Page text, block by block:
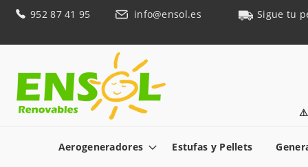
Ir
952 87 41 95 info@ensol.es
Sigue tu
⚠️
Aerogeneradores Estufas y Pellets